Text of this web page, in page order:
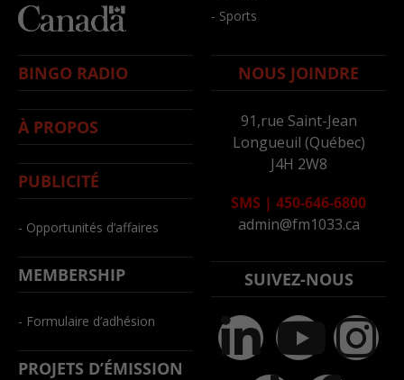
- Sports
BINGO RADIO
À PROPOS
PUBLICITÉ
- Opportunités d’affaires
MEMBERSHIP
- Formulaire d’adhésion
PROJETS D’ÉMISSION
NOUS JOINDRE
91,rue Saint-Jean
Longueuil (Québec)
J4H 2W8
SMS | 450-646-6800
admin@fm1033.ca
SUIVEZ-NOUS